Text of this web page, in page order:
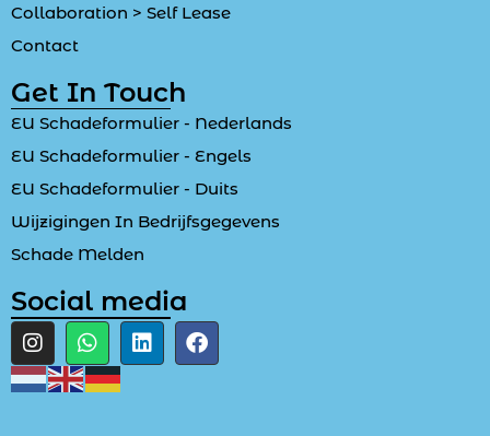
Collaboration > Self Lease
Contact
Get In Touch
EU Schadeformulier - Nederlands
EU Schadeformulier - Engels
EU Schadeformulier - Duits
Wijzigingen In Bedrijfsgegevens
Schade Melden
Social media